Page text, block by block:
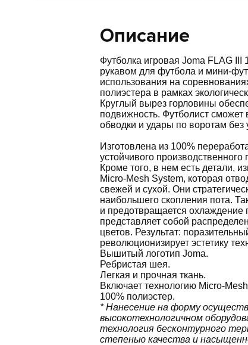
Описание
Футболка игровая Joma FLAG III
рукавом для футбола и мини-
использования на
полиэстера в рамках
Круглый вырез горловины
подвижность. Футболист
обводки и удары по воротам
Изготовлена из 100%
устойчивого
Кроме того, в нем есть детали,
Micro-Mesh System, которая
свежей и сухой. Они
наибольшего скопления пота.
и предотвращается охлаждение
представляет собой
цветов. Результат:
революционизирует эстетику
Вышитый логотип Joma.
Ребристая шея.
Легкая и прочная ткань.
Включает технологию Micro-
100% полиэстер.
* Нанесение на форму
высокотехнологичном
технология бесконтурного
степенью качества и